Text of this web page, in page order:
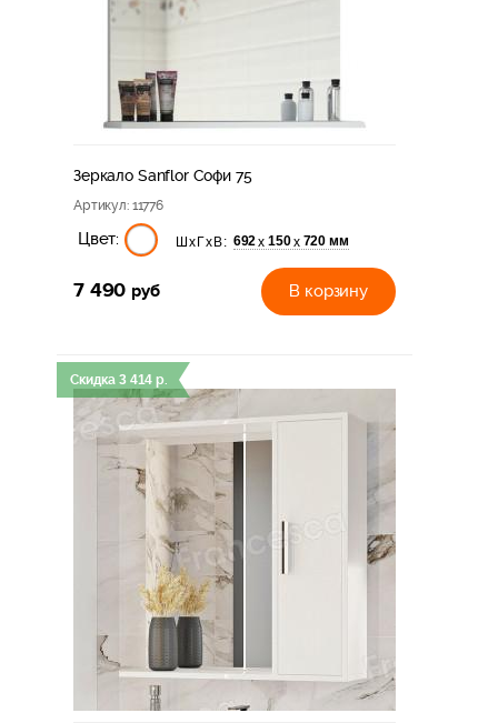
Зеркало Sanflor Софи 75
Артикул: 11776
Цвет: ШхГхВ: 692х 150х 720 мм
7 490 руб В корзину
Скидка 3 414 р.